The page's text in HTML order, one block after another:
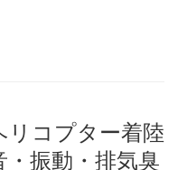
リコプター着陸
・振動・排気臭